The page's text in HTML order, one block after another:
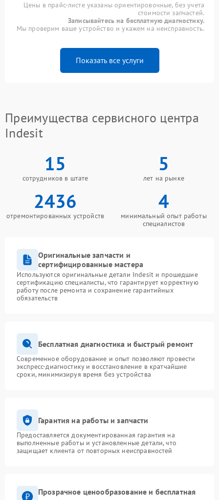
Цены в прайс-листе указаны ориентировочные, без учета
стоимости запчастей.
Записывайтесь на бесплатную диагностику.
Мы проверим ваше устройство и укажем на неисправность.
Показать все услуги
Преимущества сервисного центра
Indesit
15
сотрудников в штате
5
лет на рынке
2436
отремонтированных устройств
4
минимальный опыт работы
специалистов
Оригинальные запчасти и
сертифицированные мастера
Используются оригинальные детали Indesit и прошедшие
сертификацию специалисты, что гарантирует корректную
работу после ремонта и сохранение гарантийных
обязательств
Бесплатная диагностика и быстрый ремонт
Современное оборудование и опыт позволяют провести
экспресс-диагностику и восстановление в кратчайшие
сроки, минимизируя время без устройства
Гарантия на работы и запчасти
Предоставляется документированная гарантия на
выполненные работы и установленные детали, что
защищает клиента от повторных неисправностей
Прозрачное ценообразование и бесплатная